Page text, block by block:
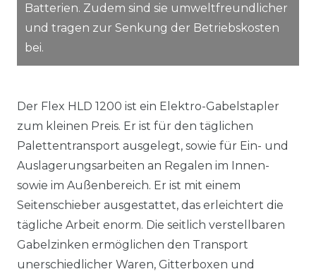
Batterien. Zudem sind sie umweltfreundlicher
und tragen zur Senkung der Betriebskosten
bei.
Der Flex HLD 1200 ist ein Elektro-Gabelstapler
zum kleinen Preis. Er ist für den täglichen
Palettentransport ausgelegt, sowie für Ein- und
Auslagerungsarbeiten an Regalen im Innen-
sowie im Außenbereich. Er ist mit einem
Seitenschieber ausgestattet, das erleichtert die
tägliche Arbeit enorm. Die seitlich verstellbaren
Gabelzinken ermöglichen den Transport
unerschiedlicher Waren, Gitterboxen und